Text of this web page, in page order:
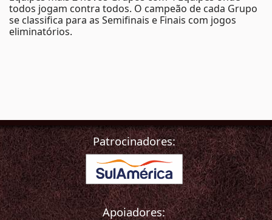
todos jogam contra todos. O campeão de cada Grupo
se classifica para as Semifinais e Finais com jogos
eliminatórios.
Patrocinadores:
Apoiadores: